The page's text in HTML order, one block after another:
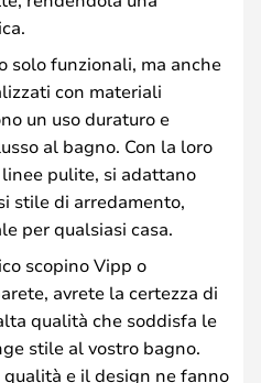
solo funzionali, ma anche
con materiali
un uso duraturo e
al bagno. Con la loro
pulite, si adattano
stile di arredamento,
per qualsiasi casa.
scopino Vipp o
avrete la certezza di
qualità che soddisfa le
stile al vostro bagno.
e il design ne fanno